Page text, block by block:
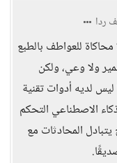
ردا
للعواطف بالطبع
ولا وعي، ولكن
لديه أدوات تقنية
الاصطناعي التحكم
المحادثات مع